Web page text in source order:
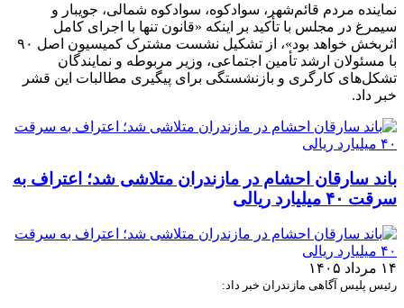
نماینده مردم قائم‌شهر، سوادکوه، سوادکوه شمالی، جویبار و
سیمرغ در مجلس با تأکید بر اینکه «قانون تنها با اجرای کامل
اثربخش خواهد بود»، از تشکیل نشست مشترک کمیسیون اصل ۹۰
با مسئولان ارشد تأمین اجتماعی، وزیر مربوطه و نمایندگان
تشکل‌های کارگری و بازنشستگی برای پیگیری مطالبات این قشر
خبر داد.
باند سارقان احشام در مازندران متلاشی شد؛ اعتراف به
سرقت ۴۰ میلیارد ریالی
۱۴ مرداد ۱۴۰۵
رئیس پلیس آگاهی مازندران خبر داد: